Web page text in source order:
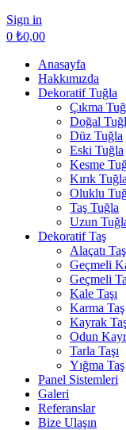
Sign in
0 ₺0,00
Anasayfa
Hakkımızda
Dekoratif Tuğla
Çıkma
Doğal
Düz Tuğla
Eski Tuğla
Kesme
Kırık Tuğla
Oluklu
Taş Tuğla
Uzun
Dekoratif Taş
Alaçatı
Geçmeli
Geçmeli
Kale Taşı
Karma Taş
Kayrak
Odun
Tarla Taşı
Yığma Taş
Panel Sistemleri
Galeri
Referanslar
Bize Ulaşın